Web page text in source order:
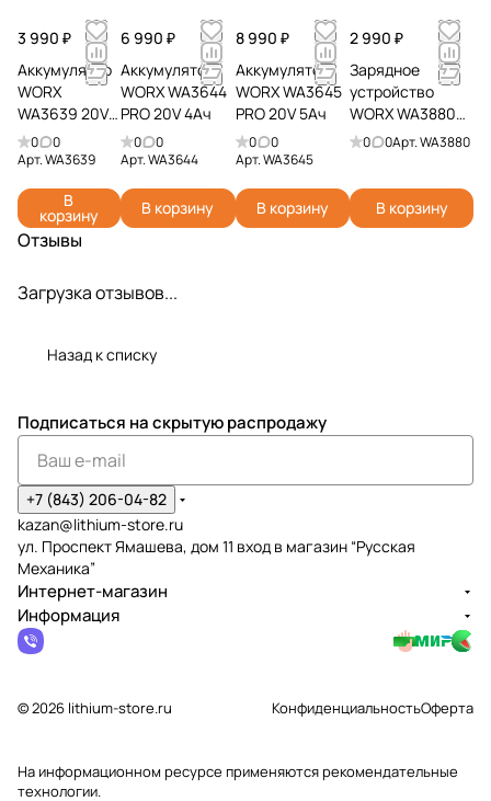
3 990 ₽
Аккумулятор
WORX
WA3639 20V
2Ач
0
0
Арт.WA3639
В
корзину
6 990 ₽
Аккумулятор
WORX WA3644
PRO 20V 4Ач
0
0
Арт.WA3644
В корзину
8 990 ₽
Аккумулятор
WORX WA3645
PRO 20V 5Ач
0
0
Арт.WA3645
В корзину
2 990 ₽
Зарядное
устройство
WORX WA3880
20V 2А
0 0Арт.WA3880
В корзину
Отзывы
Загрузка отзывов...
Назад к списку
Подписаться на скрытую распродажу
+7 (843) 206-04-82
kazan@lithium-store.ru
ул. Проспект Ямашева, дом 11 вход в магазин “Русская
Механика”
Интернет-магазин
Информация
© 2026 lithium-store.ru КонфиденциальностьОферта
На информационном ресурсе применяютсярекомендательные
технологии.